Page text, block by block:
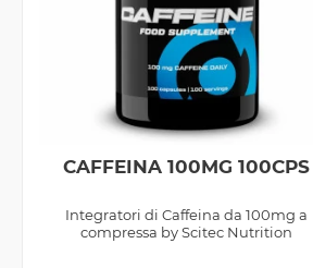
CAFFEINA 100MG 100CPS
Integratori di Caffeina da 100mg a
compressa by Scitec Nutrition